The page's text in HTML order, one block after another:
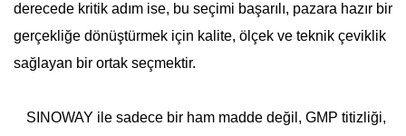
derecede kritik adım ise, bu seçimi başarılı, pazara hazır bir
gerçekliğe dönüştürmek için kalite, ölçek ve teknik çeviklik
sağlayan bir ortak seçmektir.
SINOWAY ile sadece bir ham madde değil, GMP titizliği,